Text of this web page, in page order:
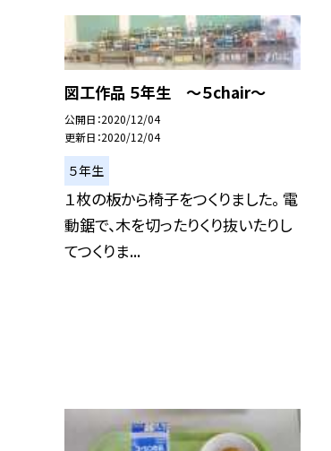
図工作品 ５年生 〜５chair〜
公開日 2020/12/04
更新日 2020/12/04
５年生
１枚の板から椅子をつくりました。 電
動鋸で、木を切ったりくり抜いたりし
てつくりま...